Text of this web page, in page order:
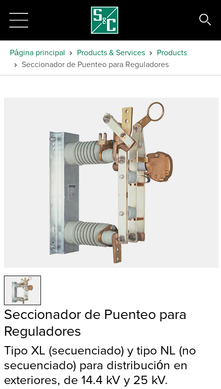
Página principal Products & Services
Products
Seccionador de Puenteo para Reguladores
Seccionador de Puenteo para
Reguladores
Tipo XL (secuenciado) y tipo NL (no
secuenciado) para distribución en
exteriores, de 14.4 kV y 25 kV.